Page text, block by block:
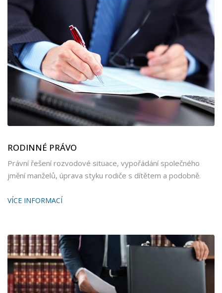
RODINNÉ PRÁVO
Právní řešení rozvodové situace, vypořádání společného
jmění manželů, úprava styku rodiče s dítětem a podobně.
VÍCE INFORMACÍ